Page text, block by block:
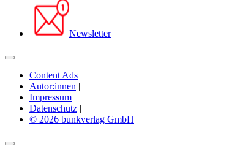
Newsletter
Content Ads |
Autor:innen |
Impressum |
Datenschutz |
© 2026 bunkverlag GmbH